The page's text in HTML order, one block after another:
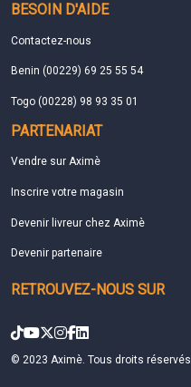
BESOIN D'AIDE
Contactez-nous
Benin (00229) 69 25 55 54
Togo (00228) 98 93 35 01
PARTENARIAT
Vendre sur Aximè
Inscrire votre magasin
Devenir livreur chez Aximè
Devenir partenaire
RETROUVEZ-NOUS SUR
© 2023 Aximè. Tous droits réservés